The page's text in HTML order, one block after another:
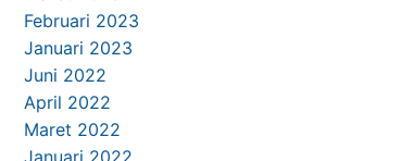
Februari 2023
Januari 2023
Juni 2022
April 2022
Maret 2022
Januari 2022